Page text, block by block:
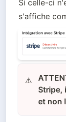
Si celle-ci
s'affiche
⚠️
Stripe,
et non